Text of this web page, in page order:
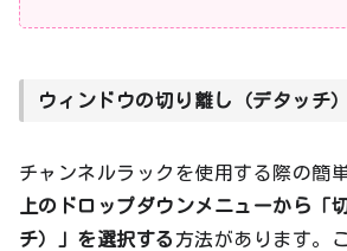
ウィンドウの切り離し（デタッチ）
チャンネルラックを使用する際の簡
上のドロップダウンメニューから「
チ）」を選択する方法があります。